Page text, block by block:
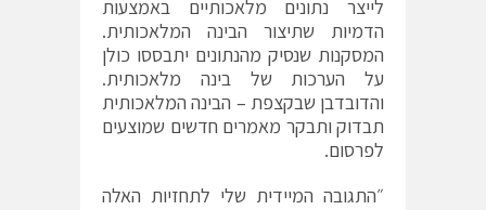
לייצר נתונים מלאכותיים באמצעות
הדמיות שתיצור הבינה המלאכותית.
המסקנות שנסיק מהנתונים יתבססו כולן
על הערכות של בינה מלאכותית.
והדובדבן שבקצפת – הבינה המלאכותית
תבדוק ותבקר מאמרים חדשים שמוצעים
לפרסום.
״התגובה המיידית שלי לתחזיות האלה